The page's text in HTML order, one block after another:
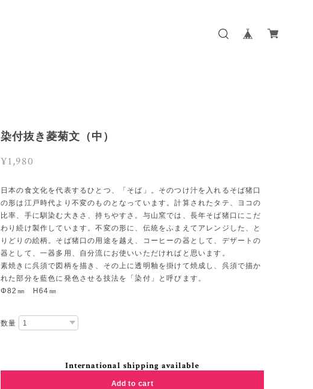
染付抜き菱菊文（中）
¥1,980
日本の食文化を代表するひとつ、「そば」。そのつけ汁を入れるそば猪口
の形は江戸時代より不変のものとなっています。計算されたタテ、ヨコの
比率、手に馴染む大きさ、持ちやすさ。与山窯では、長年そば猪口にこだ
わり続け製作しています。不変の形に、伝統をふまえてアレンジした、と
りどりの絵柄。そば猪口の用途を越え、コーヒーの器として、デザートの
器として、一器多用、自分流にお使いいただければと思います。
素焼きに呉須で図柄を描き、その上に透明釉を掛けて焼成し、呉須で描か
れた部分を藍色に発色させる技法を「染付」と呼びます。
Φ82㎜ H64㎜
数量
International shipping available
Add to cart